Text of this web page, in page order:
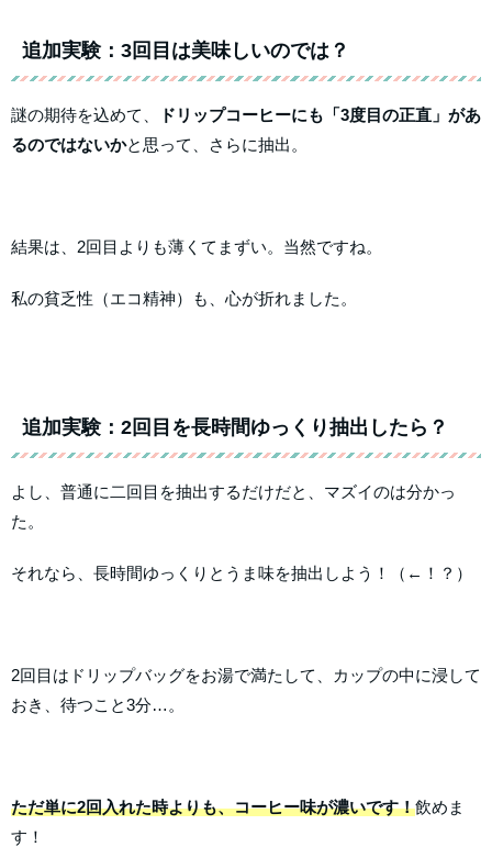
追加実験：3回目は美味しいのでは？
謎の期待を込めて、
ドリップコーヒーにも「3度目の正直」があ
るのではないかと思って、さらに抽出。
結果は、2回目よりも薄くてまずい。当然ですね。
私の貧乏性（エコ精神）も、心が折れました。
追加実験：2回目を長時間ゆっくり抽出したら？
よし、普通に二回目を抽出するだけだと、マズイのは分かっ
た。
それなら、長時間ゆっくりとうま味を抽出しよう！（←！？）
2回目はドリップバッグをお湯で満たして、カップの中に浸して
おき、待つこと3分…。
ただ単に2回入れた時よりも、コーヒー味が濃いです！飲めま
す！